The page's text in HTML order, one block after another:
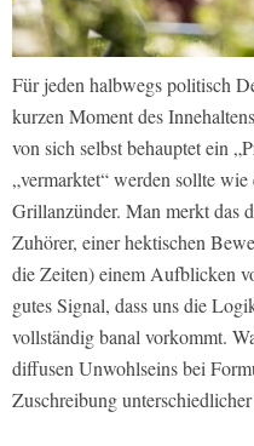
Für jeden halbwegs politisch
kurzen Moment des
von sich selbst behauptet ein
„vermarktet“ werden sollte
Grillanzünder. Man merkt das
Zuhörer, einer hektischen
die Zeiten) einem Aufblicken
gutes Signal, dass uns die
vollständig banal vorkommt.
diffusen Unwohlseins bei
Zuschreibung